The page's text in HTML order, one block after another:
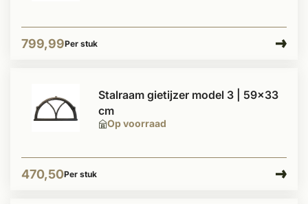
799,99Per stuk
Op voorraad
Stalraam gietijzer model 3 | 59x33
cm
470,50Per stuk